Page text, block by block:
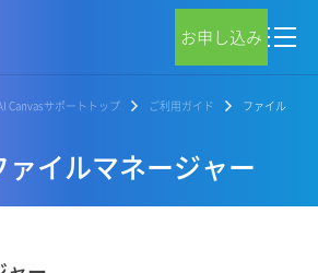
お申し込み
Canvasサポートトップ ご利用ガイド
ファイル
ァイルマネージャー